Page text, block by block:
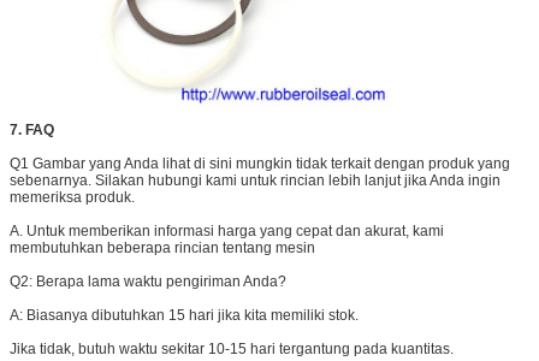
7. FAQ
Q1 Gambar yang Anda lihat di sini mungkin tidak terkait dengan produk yang
sebenarnya. Silakan hubungi kami untuk rincian lebih lanjut jika Anda ingin
memeriksa produk.
A. Untuk memberikan informasi harga yang cepat dan akurat, kami
membutuhkan beberapa rincian tentang mesin
Q2: Berapa lama waktu pengiriman Anda?
A: Biasanya dibutuhkan 15 hari jika kita memiliki stok.
Jika tidak, butuh waktu sekitar 10-15 hari tergantung pada kuantitas.